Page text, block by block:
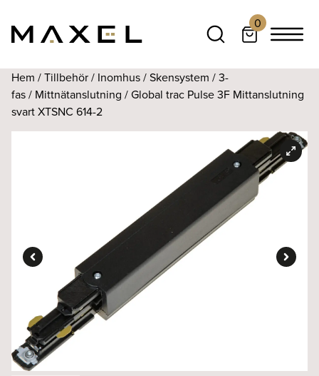
0
Hem /Tillbehör/ Inomhus/Skensystem /3-
fas/ Mittnätanslutning / Global trac Pulse 3F Mittanslutning
svart XTSNC 614-2